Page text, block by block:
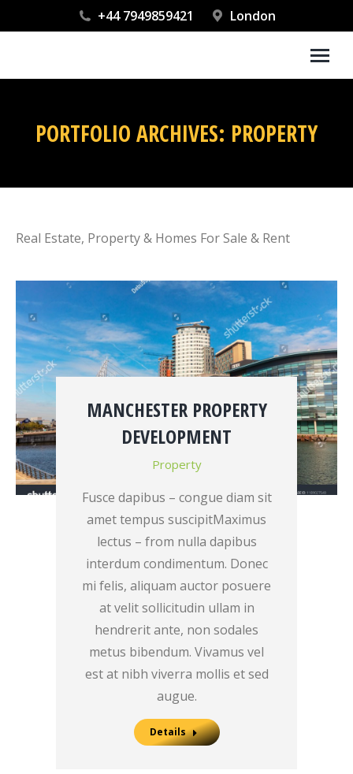
+44 7949859421 London
PORTFOLIO ARCHIVES: PROPERTY
Real Estate, Property & Homes For Sale & Rent
MANCHESTER PROPERTY
DEVELOPMENT
Property
Fusce dapibus – congue diam sit
amet tempus suscipitMaximus
lectus – from nulla dapibus
interdum condimentum. Donec
mi felis, aliquam auctor posuere
at velit sollicitudin ullam in
hendrerit ante, non sodales
metus bibendum. Vivamus vel
est at nibh viverra mollis et sed
augue.
Details